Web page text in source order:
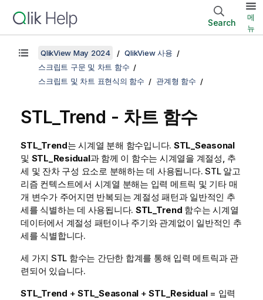
Search
메
뉴
QlikView May 2024
QlikView 사용
스크립트 구문 및 차트 함수
스크립트 및 차트 표현식의 함수
관계형 함수
STL_Trend - 차트 함수
STL_Trend는 시계열 분해 함수입니다. STL_Seasonal
및 STL_Residual과 함께 이 함수는 시계열을 계절성, 추
세 및 잔차 구성 요소로 분해하는 데 사용됩니다. STL 알고
리즘 컨텍스트에서 시계열 분해는 입력 메트릭 및 기타 매
개 변수가 주어지면 반복되는 계절성 패턴과 일반적인 추
세를 식별하는 데 사용됩니다. STL_Trend 함수는 시계열
데이터에서 계절성 패턴이나 주기와 관계없이 일반적인 추
세를 식별합니다.
세 가지 STL 함수는 간단한 합계를 통해 입력 메트릭과 관
련되어 있습니다.
STL_Trend + STL_Seasonal +STL_Residual= 입력